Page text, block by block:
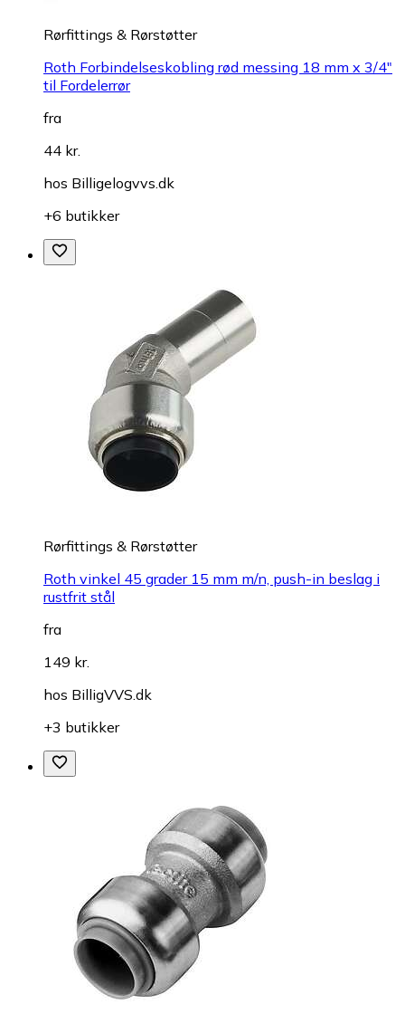
Rørfittings & Rørstøtter
Roth Forbindelseskobling rød messing 18 mm x 3/4"
til Fordelerrør
fra
44 kr.
hos Billigelogvvs.dk
+6 butikker
Rørfittings & Rørstøtter
Roth vinkel 45 grader 15 mm m/n, push-in beslag i
rustfrit stål
fra
149 kr.
hos BilligVVS.dk
+3 butikker